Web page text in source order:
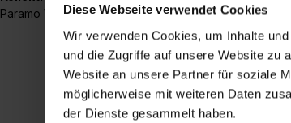
Diese Webseite verwendet Cookies
Wir verwenden Cookies, um Inhalte
und die Zugriffe auf unsere Website zu
Website an unsere Partner für soziale
möglicherweise mit weiteren Daten
der Dienste gesammelt haben.
Paramo Vinyls